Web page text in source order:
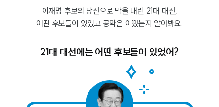
이재명 후보의 당선으로 막을 내린 21대 대선,
어떤 후보들이 있었고 공약은 어땠는지 알아봐요.
21대 대선에는 어떤 후보들이 있었어?